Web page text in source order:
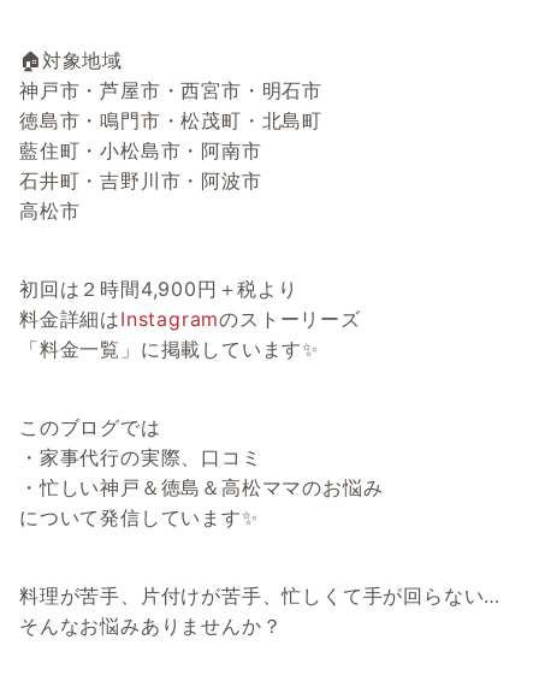
🏠対象地域
神戸市・芦屋市・西宮市・明石市
徳島市・鳴門市・松茂町・北島町
藍住町・小松島市・阿南市
石井町・吉野川市・阿波市
高松市
初回は２時間4,900円＋税より
料金詳細はInstagramのストーリーズ
「料金一覧」に掲載しています✨
このブログでは
・家事代行の実際、口コミ
・忙しい神戸＆徳島＆高松ママのお悩み
について発信しています✨
料理が苦手、片付けが苦手、忙しくて手が回らない…
そんなお悩みありませんか？